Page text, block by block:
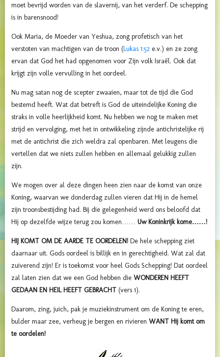
moet bevrijd worden van de slavernij, van het verderf. De schepping
is in barensnood!
Ook Maria, de Moeder van Yeshua, zong profetisch van het
verstoten van machtigen van de troon (Lukas 1:52 e.v.) en ze zong
ervan dat God het had opgenomen voor Zijn volk Israël. Ook dat
krijgt zijn volle vervulling in het oordeel.
Nu mag satan nog de scepter zwaaien, maar tot de tijd die God
bestemd heeft. Wat dat betreft is God de uiteindelijke Koning die
straks in volle heerlijkheid komt. Nu hebben we nog te maken met
strijd en vervolging, met het in ontwikkeling zijnde antichristelijke rij
met de antichrist die zich weldra zal openbaren. Met leugens die
vertellen dat we niets zullen hebben en allemaal gelukkig zullen
zijn.
We mogen over al deze dingen heen zien naar de komst van onze
Koning, waarvan we donderdag zullen vieren dat Hij in de hemel
zijn troonsbestijding had. Bij die gelegenheid werd ons beloofd dat
Hij op dezelfde wijze terug zou komen…… Uw Koninkrijk kome……!
HIJ KOMT OM DE AARDE TE OORDELEN! De hele schepping ziet
daarnaar uit. Gods oordeel is billijk en in gerechtigheid. Wat zal dat
zuiverend zijn! Er is toekomst voor heel Gods Schepping! Dat oordeel
zal laten zien dat we een God hebben die WONDEREN HEEFT
GEDAAN EN HEIL HEEFT GEBRACHT (vers 1).
Daarom, zing, juich, pak je muziekinstrument om de Koning te eren,
bulder maar zee, verheug je bergen en rivieren WANT Hij komt om
te oordelen!